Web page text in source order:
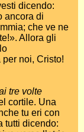
dicendo:
ancora di
che ve ne
Allora gli
per noi, Cristo!
tre volte
cortile. Una
tu eri con
tutti dicendo: